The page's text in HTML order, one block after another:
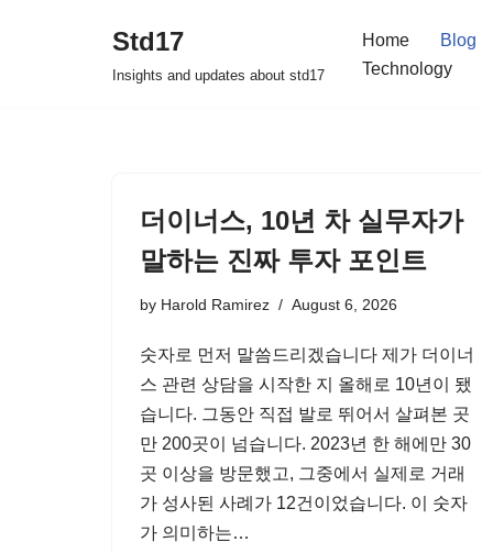
Std17
Insights and updates about std17
Home Blog
Technology
더이너스, 10년 차 실무자가
말하는 진짜 투자 포인트
by Harold Ramirez August 6, 2026
숫자로 먼저 말씀드리겠습니다 제가 더이너
스 관련 상담을 시작한 지 올해로 10년이 됐
습니다. 그동안 직접 발로 뛰어서 살펴본 곳
만 200곳이 넘습니다. 2023년 한 해에만 30
곳 이상을 방문했고, 그중에서 실제로 거래
가 성사된 사례가 12건이었습니다. 이 숫자
가 의미하는…